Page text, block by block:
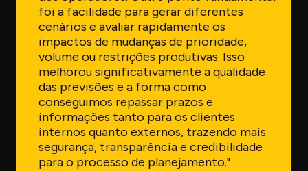
foi a facilidade para gerar diferentes
cenários e avaliar rapidamente os
impactos de mudanças de prioridade,
volume ou restrições produtivas. Isso
melhorou significativamente a qualidade
das previsões e a forma como
conseguimos repassar prazos e
informações tanto para os clientes
internos quanto externos, trazendo mais
segurança, transparência e credibilidade
para o processo de planejamento."